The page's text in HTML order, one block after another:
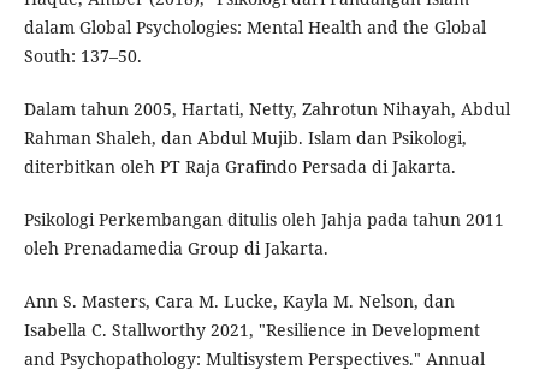
dalam Global Psychologies: Mental Health and the Global
South: 137–50.
Dalam tahun 2005, Hartati, Netty, Zahrotun Nihayah, Abdul
Rahman Shaleh, dan Abdul Mujib. Islam dan Psikologi,
diterbitkan oleh PT Raja Grafindo Persada di Jakarta.
Psikologi Perkembangan ditulis oleh Jahja pada tahun 2011
oleh Prenadamedia Group di Jakarta.
Ann S. Masters, Cara M. Lucke, Kayla M. Nelson, dan
Isabella C. Stallworthy 2021, "Resilience in Development
and Psychopathology: Multisystem Perspectives." Annual